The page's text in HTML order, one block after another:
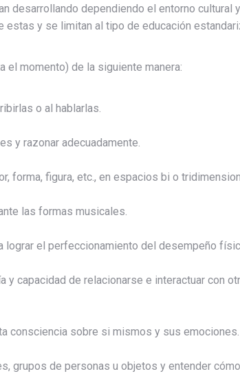
desarrollando dependiendo el entorno cultural
y se limitan al tipo de educación
momento) de la siguiente manera:
o al hablarlas.
y razonar adecuadamente.
forma, figura, etc., en espacios bi o
las formas musicales.
lograr el perfeccionamiento del desempeño
y capacidad de relacionarse e interactuar con
consciencia sobre si mismos y sus emociones.
grupos de personas u objetos y entender